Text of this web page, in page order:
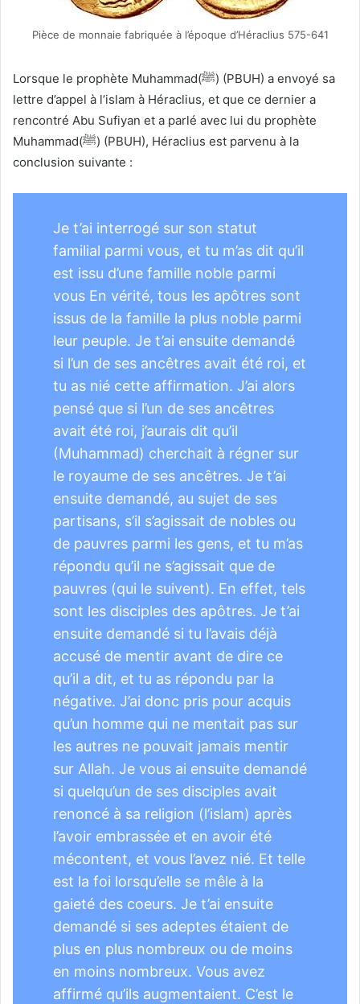
Pièce de monnaie fabriquée à l’époque d’Héraclius 575-641
Lorsque le prophète Muhammad(ﷺ) (PBUH) a envoyé sa
lettre d’appel à l’islam à Héraclius, et que ce dernier a
rencontré Abu Sufiyan et a parlé avec lui du prophète
Muhammad(ﷺ) (PBUH), Héraclius est parvenu à la
conclusion suivante :
Je t’ai interrogé sur son statut
familial parmi vous, et tu m’as dit qu’il
est issu d’une famille noble parmi
vous En vérité, tous les apôtres sont
issus de la famille la plus noble parmi
leur peuple. Je t’ai ensuite demandé
si l’un de ses ancêtres avait été roi, et
tu as nié cette affirmation. J’ai alors
pensé que si l’un de ses ancêtres
avait été roi, j’aurais dit qu’il
(Muhammad) cherchait à régner sur
le royaume de ses ancêtres. Je t’ai
ensuite demandé, au sujet de ses
partisans, s’il s’agissait de nobles ou
de pauvres parmi les gens, et tu m’as
répondu qu’il ne s’agissait que de
pauvres (qui le suivent). En effet, tels
sont les disciples des apôtres. Je t’ai
ensuite demandé si tu l’avais déjà
accusé de mentir avant de dire ce
qu’il a dit, et tu as répondu par la
négative. J’ai donc pris pour acquis
qu’un homme qui ne mentait pas sur
les autres ne pouvait jamais mentir
sur Allah. Je vous ai ensuite demandé
si quelqu’un de ses disciples avait
renoncé à sa religion (l’islam) après
l’avoir embrassée et en avoir été
mécontent, et vous l’avez nié. Et telle
est la foi lorsqu’elle se mêle à la
gaieté des coeurs. Je t’ai ensuite
demandé si ses adeptes étaient de
plus en plus nombreux ou de moins
en moins nombreux. Vous avez
affirmé qu’ils augmentaient. C’est le